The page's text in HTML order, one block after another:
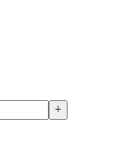
+